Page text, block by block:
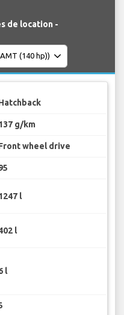
de location -
g/km
wheel drive
l
l
l